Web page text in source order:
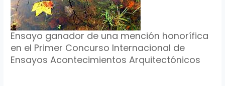
Ensayo ganador de una mención honorífica
en el Primer Concurso Internacional de
Ensayos Acontecimientos Arquitectónicos